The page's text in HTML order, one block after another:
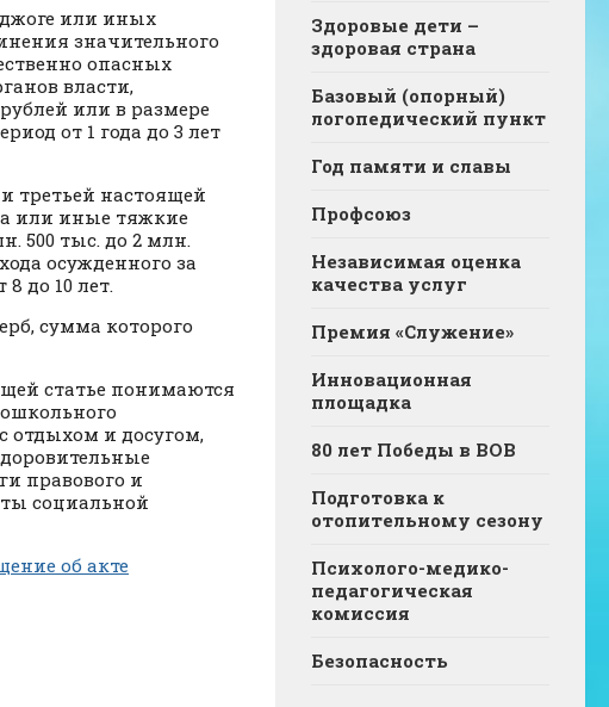
или иных
значительного
опасных
власти,
или в размере
от 1 года до 3 лет
третьей настоящей
или иные тяжкие
500 тыс. до 2 млн.
осужденного за
до 10 лет.
сумма которого
статье понимаются
отдыхом и досугом,
правового и
социальной
об акте
Здоровые дети –
здоровая страна
Базовый (опорный)
логопедический пункт
Год памяти и славы
Профсоюз
Независимая оценка
качества услуг
Премия «Служение»
Инновационная
площадка
80 лет Победы в ВОВ
Подготовка к
отопительному сезону
Психолого-медико-
педагогическая
комиссия
Безопасность